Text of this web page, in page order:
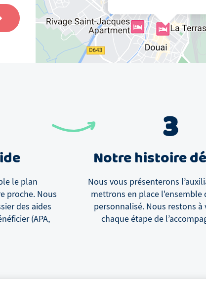
le plan
proche. Nous
des aides
(APA,
3
Notre histoire
Nous vous présenterons
mettrons en place l'ensemble
personnalisé. Nous restons à
chaque étape de